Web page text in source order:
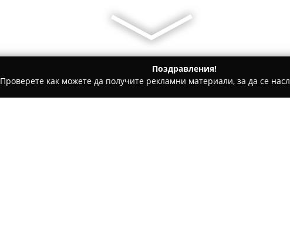
Поздравления!
Проверете как можете да получите рекламни материали, за да се